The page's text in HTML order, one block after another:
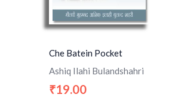
Che Batein Pocket
Ashiq Ilahi Bulandshahri
₹19.00